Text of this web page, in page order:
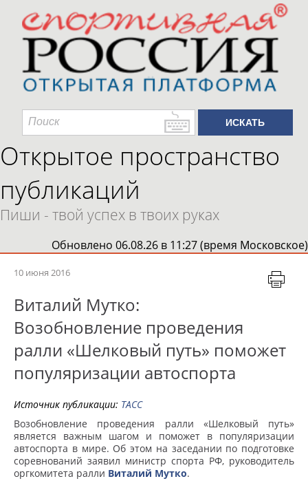
Открытое пространство
публикаций
Пиши - твой успех в твоих руках
Обновлено 06.08.26 в 11:27 (время Московское)
10 июня 2016
Виталий Мутко:
Возобновление проведения
ралли «Шелковый путь» поможет
популяризации автоспорта
Источник публикации: ТАСС
Возобновление проведения ралли «Шелковый путь»
является важным шагом и поможет в популяризации
автоспорта в мире. Об этом на заседании по подготовке
соревнований заявил министр спорта РФ, руководитель
оргкомитета ралли Виталий Мутко.